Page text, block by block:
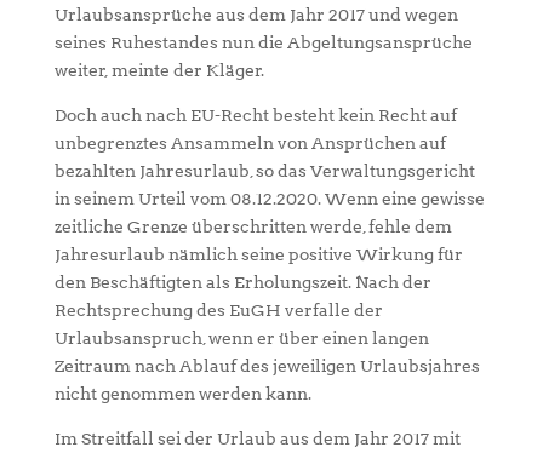
Urlaubsansprüche aus dem Jahr 2017 und wegen
seines Ruhestandes nun die Abgeltungsansprüche
weiter, meinte der Kläger.
Doch auch nach EU-Recht besteht kein Recht auf
unbegrenztes Ansammeln von Ansprüchen auf
bezahlten Jahresurlaub, so das Verwaltungsgericht
in seinem Urteil vom 08.12.2020. Wenn eine gewisse
zeitliche Grenze überschritten werde, fehle dem
Jahresurlaub nämlich seine positive Wirkung für
den Beschäftigten als Erholungszeit. Nach der
Rechtsprechung des EuGH verfalle der
Urlaubsanspruch, wenn er über einen langen
Zeitraum nach Ablauf des jeweiligen Urlaubsjahres
nicht genommen werden kann.
Im Streitfall sei der Urlaub aus dem Jahr 2017 mit